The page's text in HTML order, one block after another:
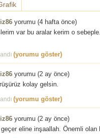
yorumu (4 hafta önce)
var bu aralar kerim o
(yorumu göster)
yorumu (2 ay önce)
kolay gelsin.
(yorumu göster)
yorumu (2 ay önce)
eline inşaallah. Önemli olan